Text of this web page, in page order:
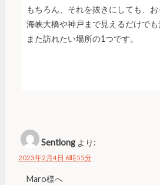
もちろん、それを抜きにしても、
海峡大橋や神戸まで見えるだけでも
また訪れたい場所の1つです。
Sentlong より:
2023年2月4日 6時55分
Maro様へ